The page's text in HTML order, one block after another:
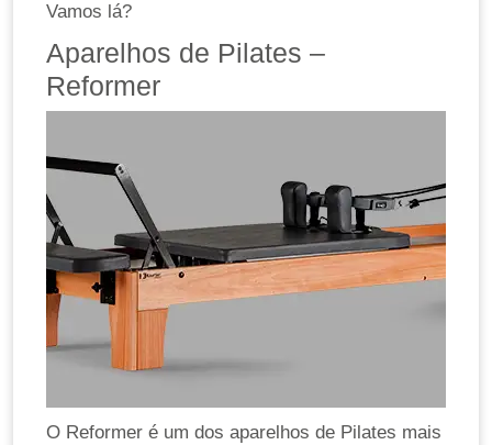
Vamos lá?
Aparelhos de Pilates –
Reformer
O Reformer é um dos aparelhos de Pilates mais